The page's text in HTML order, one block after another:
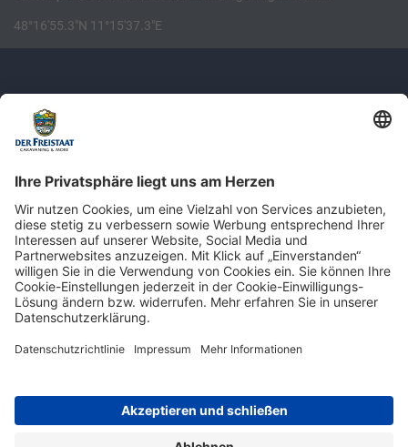
48°16'55.3"N 11°15'37.3"E
Newsletter: Jetzt auf
shop.derfreistaat.de anmelden und
einen 5€ Gutschein für unseren Online-
Shop erhalten!*
Impressum Datenschutz Barrierefreiheit